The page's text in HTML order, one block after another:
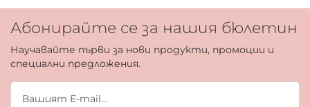
Абонирайте се за нашия бюлетин
Научавайте първи за нови продукти, промоции и
специални предложения.